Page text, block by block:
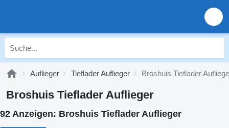
Auflieger Tieflader Auflieger Broshuis Tieflader
Broshuis Tieflader Auflieger
92 Anzeigen: Broshuis Tieflader Auflieger